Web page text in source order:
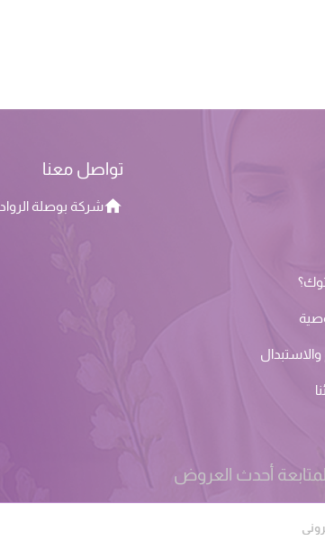
تواصل معنا
شركة بوصلة الرواد
لمتابعة أحدث العروض